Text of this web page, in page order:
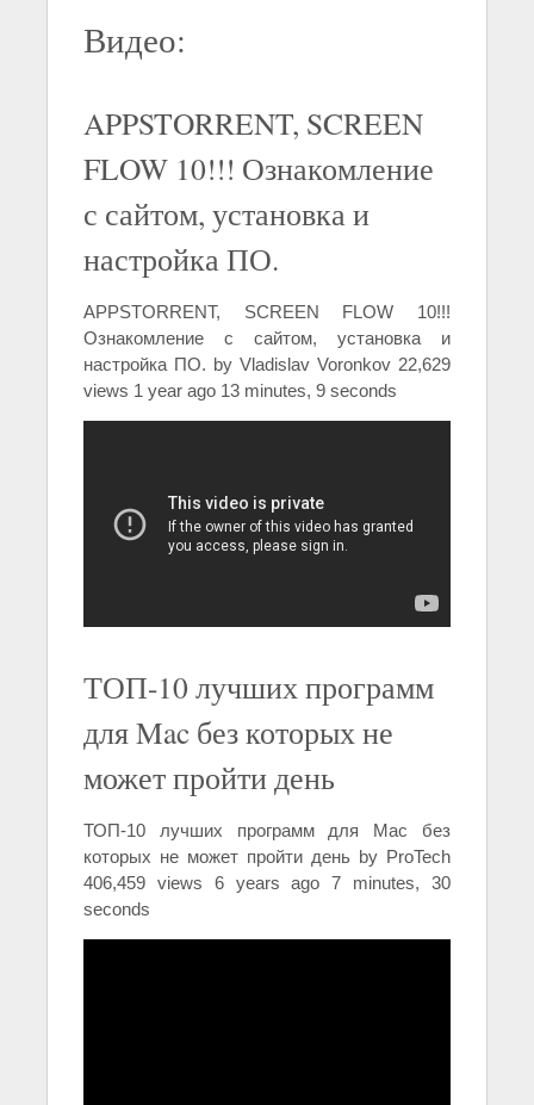
Видео:
APPSTORRENT, SCREEN
FLOW 10!!! Ознакомление
с сайтом, установка и
настройка ПО.
APPSTORRENT, SCREEN FLOW 10!!!
Ознакомление с сайтом, установка и
настройка ПО. by Vladislav Voronkov 22,629
views 1 year ago 13 minutes, 9 seconds
ТОП-10 лучших программ
для Mac без которых не
может пройти день
ТОП-10 лучших программ для Mac без
которых не может пройти день by ProTech
406,459 views 6 years ago 7 minutes, 30
seconds